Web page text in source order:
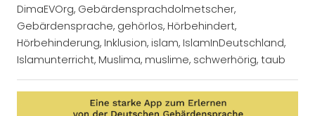
DimaEVOrg, Gebärdensprachdolmetscher,
Gebärdensprache, gehörlos, Hörbehindert,
Hörbehinderung, Inklusion, islam, IslamInDeutschland,
Islamunterricht, Muslima, muslime, schwerhörig, taub